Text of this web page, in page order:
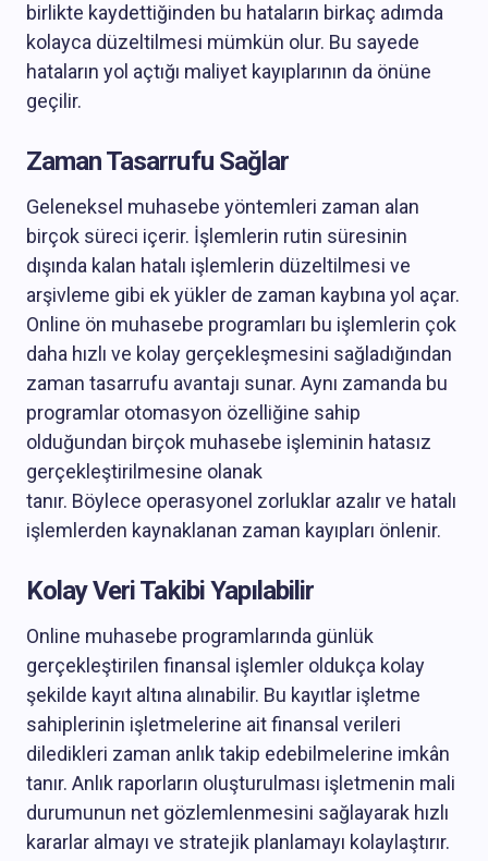
birlikte kaydettiğinden bu hataların birkaç adımda
kolayca düzeltilmesi mümkün olur. Bu sayede
hataların yol açtığı maliyet kayıplarının da önüne
geçilir.
Zaman Tasarrufu Sağlar
Geleneksel muhasebe yöntemleri zaman alan
birçok süreci içerir. İşlemlerin rutin süresinin
dışında kalan hatalı işlemlerin düzeltilmesi ve
arşivleme gibi ek yükler de zaman kaybına yol açar.
Online ön muhasebe programları bu işlemlerin çok
daha hızlı ve kolay gerçekleşmesini sağladığından
zaman tasarrufu avantajı sunar. Aynı zamanda bu
programlar otomasyon özelliğine sahip
olduğundan birçok muhasebe işleminin hatasız
gerçekleştirilmesine olanak
tanır. Böylece operasyonel zorluklar azalır ve hatalı
işlemlerden kaynaklanan zaman kayıpları önlenir.
Kolay Veri Takibi Yapılabilir
Online muhasebe programlarında günlük
gerçekleştirilen finansal işlemler oldukça kolay
şekilde kayıt altına alınabilir. Bu kayıtlar işletme
sahiplerinin işletmelerine ait finansal verileri
diledikleri zaman anlık takip edebilmelerine imkân
tanır. Anlık raporların oluşturulması işletmenin mali
durumunun net gözlemlenmesini sağlayarak hızlı
kararlar almayı ve stratejik planlamayı kolaylaştırır.